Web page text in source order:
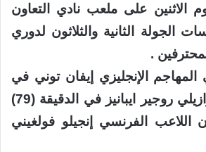
الاثنين على ملعب نادي التعاون
الجولة الثانية والثلاثون لدوري
.
المهاجم الإنجليزي إيفان توني في
الدقيقة (17) والبرازيلي روجير ايبانيز في الدقيقة (79)
اللاعب الفرنسي إنجيلو فولغيني